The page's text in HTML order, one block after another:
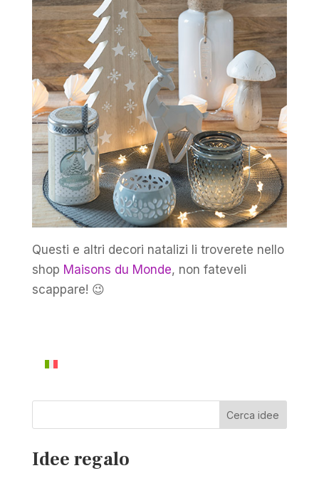
Questi e altri decori natalizi li troverete nello
shop Maisons du Monde, non fateveli
scappare! 😉
Cerca idee
Idee regalo